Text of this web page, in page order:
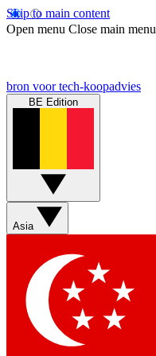
Skip to main content
Open menu Close main menu
bron voor tech-koopadvies
BE Edition
Asia